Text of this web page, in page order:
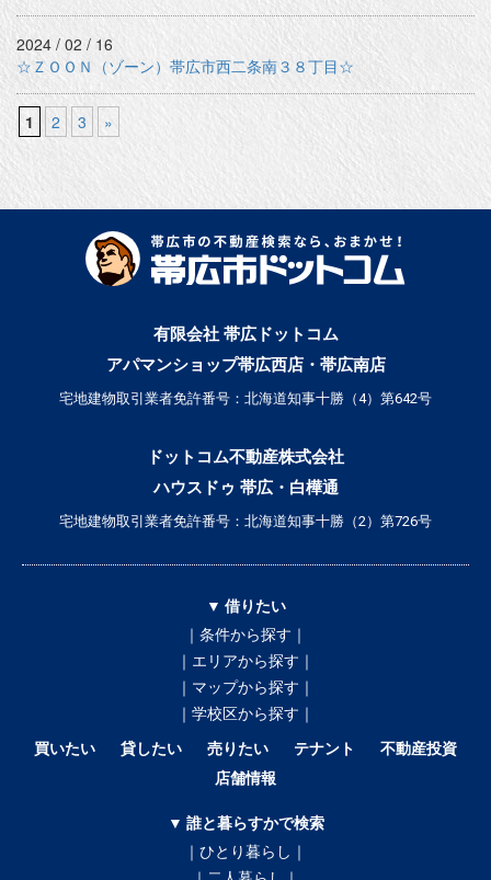
2024 / 02 / 16
☆ＺＯＯＮ（ゾーン）帯広市西二条南３８丁目☆
1 2 3 »
有限会社 帯広ドットコム
アパマンショップ帯広西店・帯広南店
宅地建物取引業者免許番号：北海道知事十勝（4）第642号
ドットコム不動産株式会社
ハウスドゥ 帯広・白樺通
宅地建物取引業者免許番号：北海道知事十勝（2）第726号
▼ 借りたい
｜条件から探す｜
｜エリアから探す｜
｜マップから探す｜
｜学校区から探す｜
買いたい
貸したい 売りたい テナント
不動産投資
店舗情報
▼ 誰と暮らすかで検索
｜ひとり暮らし｜